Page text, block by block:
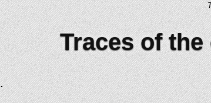
Traces of